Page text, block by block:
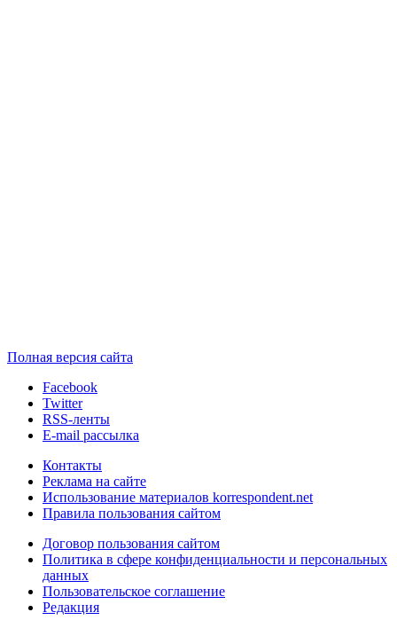
Полная версия сайта
Facebook
Twitter
RSS-ленты
E-mail рассылка
Контакты
Реклама на сайте
Использование материалов korrespondent.net
Правила пользования сайтом
Договор пользования сайтом
Политика в сфере конфиденциальности и персональных
данных
Пользовательское соглашение
Редакция